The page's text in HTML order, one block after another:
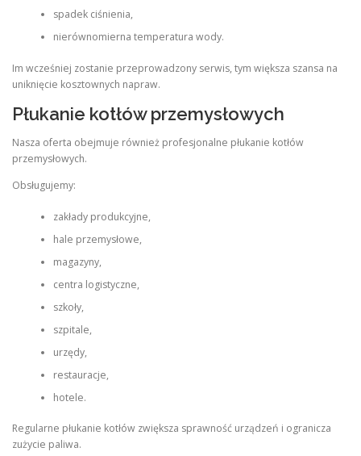
spadek ciśnienia,
nierównomierna temperatura wody.
Im wcześniej zostanie przeprowadzony serwis, tym większa szansa na
uniknięcie kosztownych napraw.
Płukanie kotłów przemysłowych
Nasza oferta obejmuje również profesjonalne płukanie kotłów
przemysłowych.
Obsługujemy:
zakłady produkcyjne,
hale przemysłowe,
magazyny,
centra logistyczne,
szkoły,
szpitale,
urzędy,
restauracje,
hotele.
Regularne płukanie kotłów zwiększa sprawność urządzeń i ogranicza
zużycie paliwa.